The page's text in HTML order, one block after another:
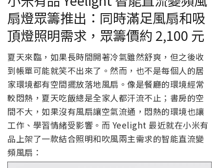
扇燈眾籌推出：同時滿足風扇和吸
頂燈照明需求，眾籌價約 2,100 元
夏天來臨，如果長時間開著冷氣雖然舒爽，但之後收
到帳單可能就笑不出來了。然而，也不是每個人的居
家環境都有空間擺放落地風扇。像是餐廳的環境經常
較悶熱，夏天吃飯總是全家人都汗流不止；書房的空
間不大，如果沒有風扇讓空氣流通，悶熱的環境也讓
工作、學習情緒受影響。而 Yeelight 最近就在小米有
品上架了一款結合照明和吹風兩主需求的智能直流變
頻風扇：